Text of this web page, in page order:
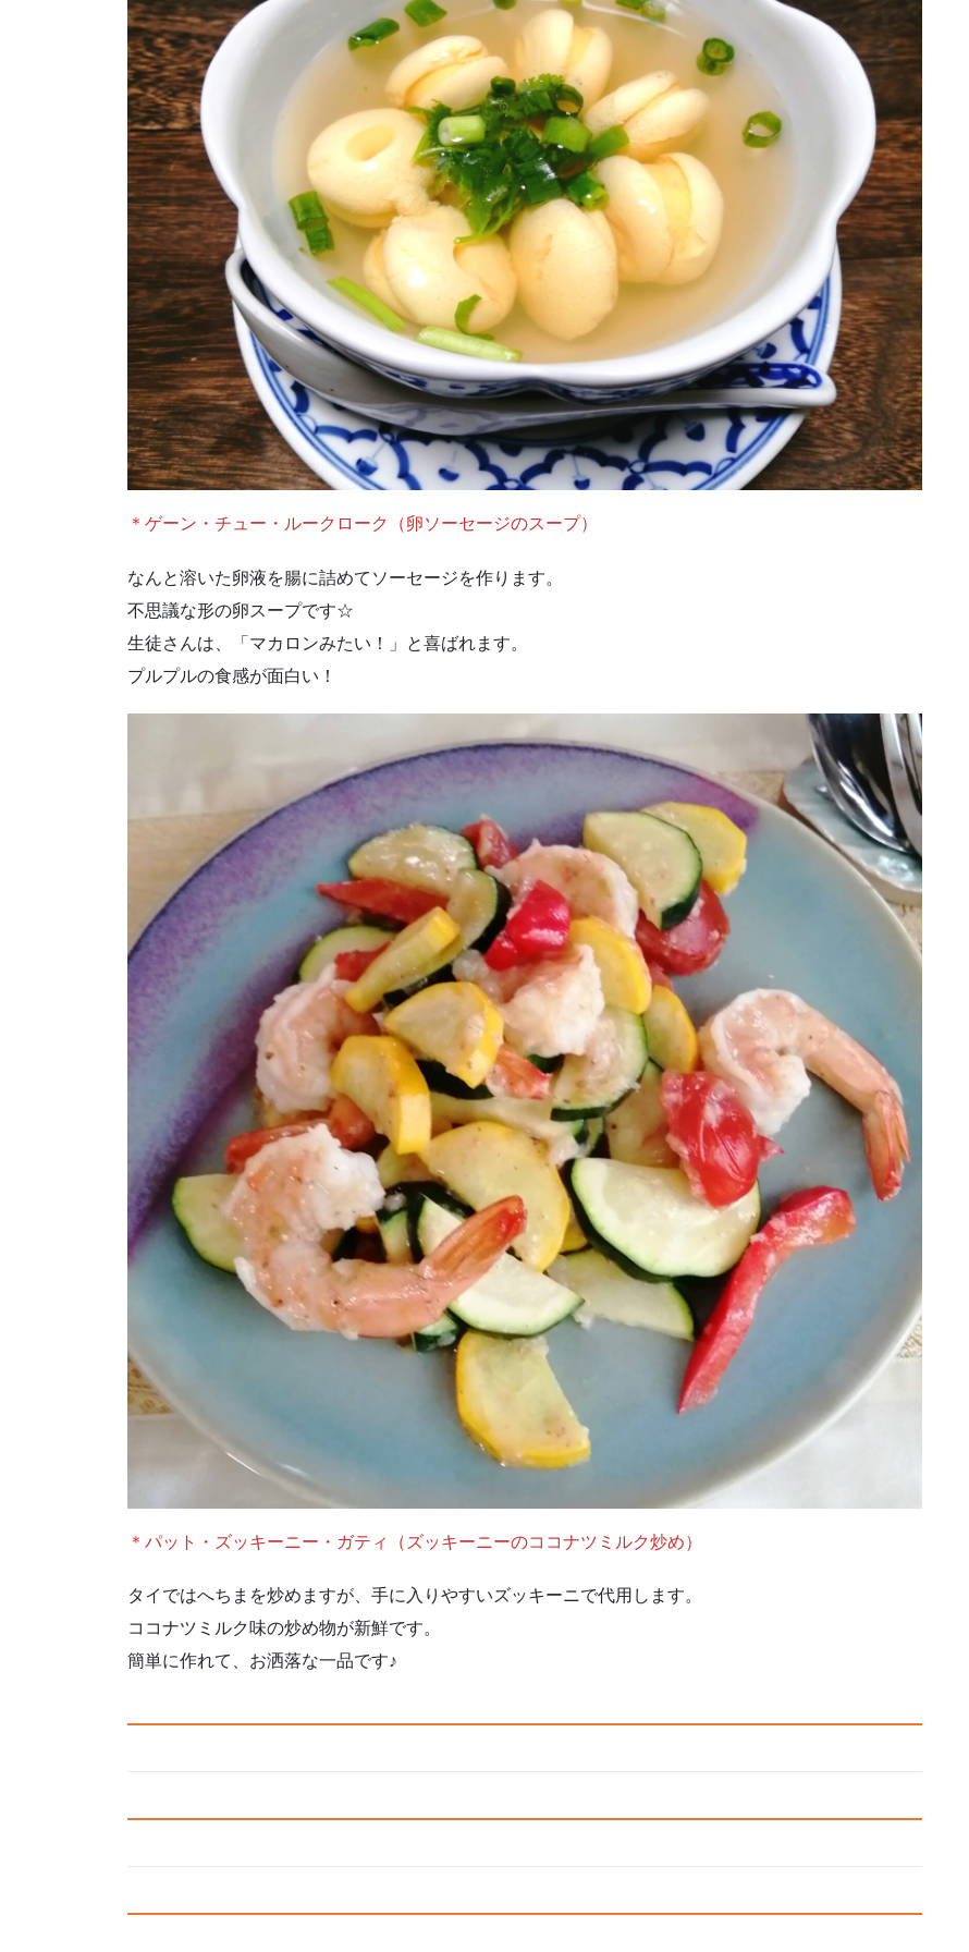
＊ゲーン・チュー・ルークローク（卵ソーセージのスープ）
なんと溶いた卵液を腸に詰めてソーセージを作ります。
不思議な形の卵スープです☆
生徒さんは、「マカロンみたい！」と喜ばれます。
プルプルの食感が面白い！
＊パット・ズッキーニー・ガティ（ズッキーニーのココナツミルク炒め）
タイではへちまを炒めますが、手に入りやすいズッキーニで代用します。
ココナツミルク味の炒め物が新鮮です。
簡単に作れて、お洒落な一品です♪